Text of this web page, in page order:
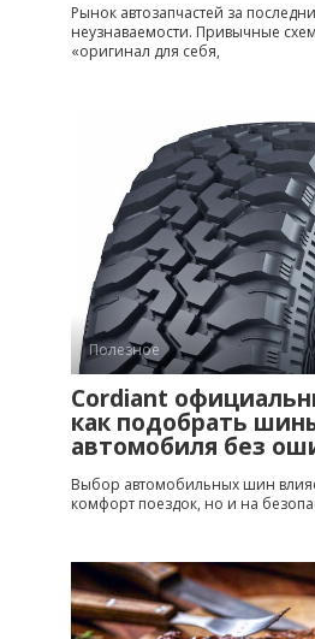
Рынок автозапчастей за
неузнаваемости. Привычные
«оригинал для себя,
Полезное
Cordiant
как подобрать
автомобиля без
Выбор автомобильных шин
комфорт поездок, но и на